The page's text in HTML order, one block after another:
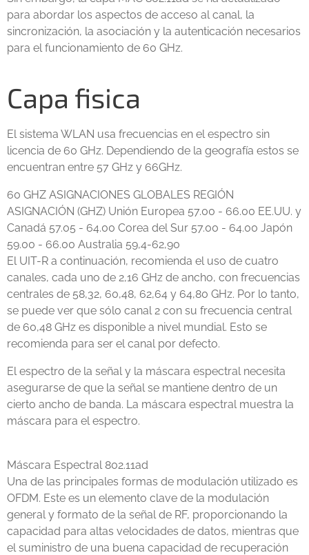
para abordar los aspectos de acceso al canal, la
sincronización, la asociación y la autenticación necesarios
para el funcionamiento de 60 GHz.
Capa fisica
El sistema WLAN usa frecuencias en el espectro sin
licencia de 60 GHz. Dependiendo de la geografía estos se
encuentran entre 57 GHz y 66GHz.
60 GHZ ASIGNACIONES GLOBALES REGIÓN
ASIGNACIÓN (GHZ) Unión Europea 57.00 - 66.00 EE.UU. y
Canadá 57.05 - 64.00 Corea del Sur 57.00 - 64.00 Japón
59.00 - 66.00 Australia 59,4-62,90
El UIT-R a continuación, recomienda el uso de cuatro
canales, cada uno de 2,16 GHz de ancho, con frecuencias
centrales de 58,32, 60,48, 62,64 y 64,80 GHz. Por lo tanto,
se puede ver que sólo canal 2 con su frecuencia central
de 60,48 GHz es disponible a nivel mundial. Esto se
recomienda para ser el canal por defecto.
El espectro de la señal y la máscara espectral necesita
asegurarse de que la señal se mantiene dentro de un
cierto ancho de banda. La máscara espectral muestra la
máscara para el espectro.
Máscara Espectral 802.11ad
Una de las principales formas de modulación utilizado es
OFDM. Este es un elemento clave de la modulación
general y formato de la señal de RF, proporcionando la
capacidad para altas velocidades de datos, mientras que
el suministro de una buena capacidad de recuperación